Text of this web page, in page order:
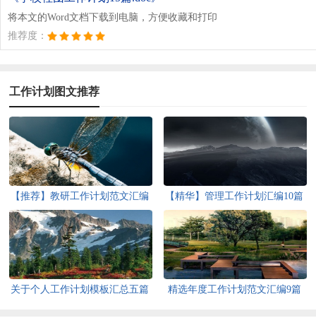
将本文的Word文档下载到电脑，方便收藏和打印
推荐度：
工作计划图文推荐
【推荐】教研工作计划范文汇编
五篇
【精华】管理工作计划汇编10篇
关于个人工作计划模板汇总五篇 精选年度工作计划范文汇编9篇